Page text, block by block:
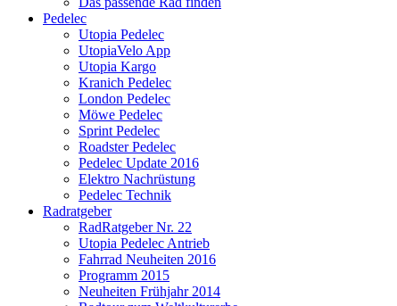
Pedelec
Utopia Pedelec
UtopiaVelo App
Utopia Kargo
Kranich Pedelec
London Pedelec
Möwe Pedelec
Sprint Pedelec
Roadster Pedelec
Pedelec Update 2016
Elektro Nachrüstung
Pedelec Technik
Radratgeber
RadRatgeber Nr. 22
Utopia Pedelec Antrieb
Fahrrad Neuheiten 2016
Programm 2015
Neuheiten Frühjahr 2014